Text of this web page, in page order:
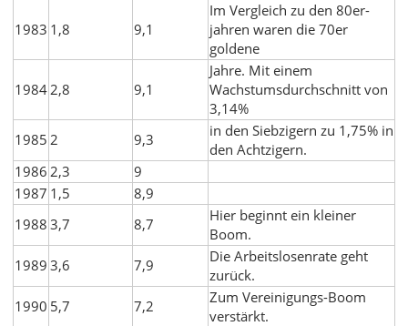
1983 1,8 9,1
Im Vergleich zu den 80er-
jahren waren die 70er
goldene
19842,8 9,1
Jahre. Mit einem
Wachstumsdurchschnitt von
3,14%
1985 2 9,3
in den Siebzigern zu 1,75% in
den Achtzigern.
1986 2,3
9
1987 1,5
8,9
1988 3,7 8,7
Hier beginnt ein kleiner
Boom.
1989 3,6 7,9
Die Arbeitslosenrate geht
zurück.
1990 5,7 7,2
Zum Vereinigungs-Boom
verstärkt.